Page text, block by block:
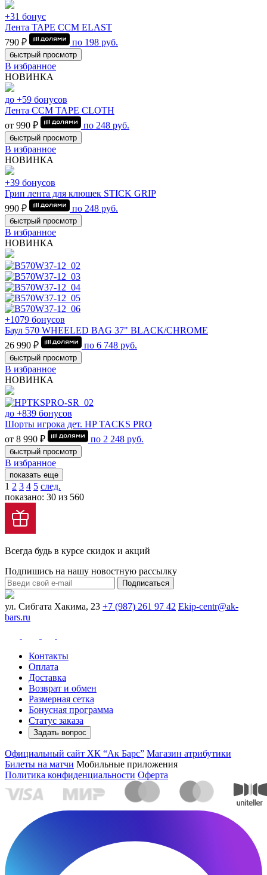
+31 бонус
Лента TAPE CCM ELAST
790 ₽
по 198 руб.
быстрый просмотр
В избранное
НОВИНКА
до +59 бонусов
Лента CCM TAPE CLOTH
от 990 ₽
по 248 руб.
быстрый просмотр
В избранное
НОВИНКА
+39 бонусов
Грип лента для клюшек STICK GRIP
990 ₽
по 248 руб.
быстрый просмотр
В избранное
НОВИНКА
+1079 бонусов
Баул 570 WHEELED BAG 37" BLACK/CHROME
26 990 ₽
по 6 748 руб.
быстрый просмотр
В избранное
НОВИНКА
до +839 бонусов
Шорты игрока дет. HP TACKS PRO
от 8 990 ₽
по 2 248 руб.
быстрый просмотр
В избранное
показать еще
1 2 3 4 5 след.
показано: 30 из 560
Всегда будь в курсе скидок и акций
Подпишись на нашу новостную рассылку
Подписаться
ул. Сибгата Хакима, 23 +7 (987) 261 97 42 Ekip-centr@ak-
bars.ru
Контакты
Оплата
Доставка
Возврат и обмен
Размерная сетка
Бонусная программа
Статус заказа
Задать вопрос
Официальный сайт ХК “Ак Барс” Магазин атрибутики
Билеты на матчи Мобильные приложения
Политика конфиденциальности Оферта